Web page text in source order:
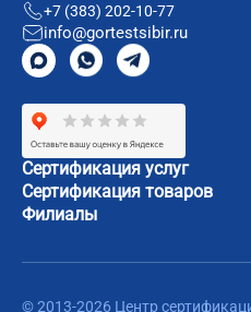
Сертификация услуг
Сертификация товаров
Филиалы
+7 (383) 202-10-77
info@gortestsibir.ru
© 2013-2026 Центр